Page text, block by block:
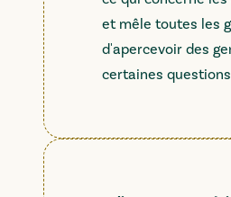
et mêle toutes les
d'apercevoir des
certaines